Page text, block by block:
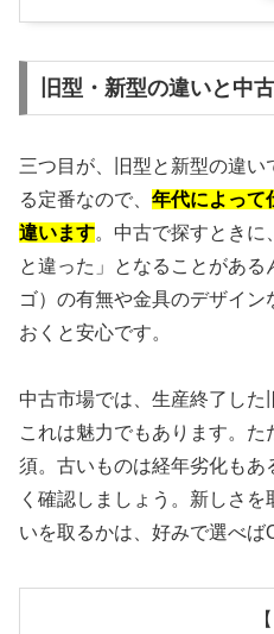
旧型・新型の違いと中
三つ目が、旧型と新型の違
る定番なので、 年代によって
違います。中古で探すときに
と違った」となることがある
ゴ）の有無や金具のデザイ
おくと安心です。
中古市場では、生産終了した
これは魅力でもあります。
須。古いものは経年劣化もあ
く確認しましょう。新しさ
いを取るかは、好みで選べば